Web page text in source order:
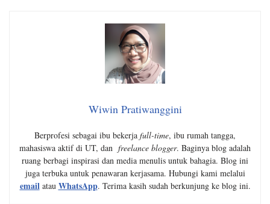
Wiwin Pratiwanggini
Berprofesi sebagai ibu bekerja full-time, ibu rumah tangga,
mahasiswa aktif di UT, dan freelance blogger. Baginya blog adalah
ruang berbagi inspirasi dan media menulis untuk bahagia. Blog ini
juga terbuka untuk penawaran kerjasama. Hubungi kami melalui
emailatau WhatsApp. Terima kasih sudah berkunjung ke blog ini.